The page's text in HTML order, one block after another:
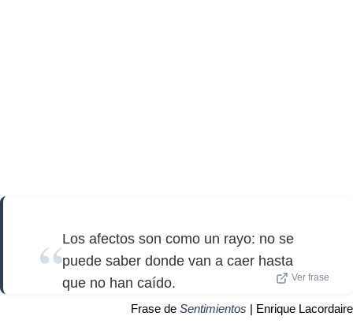
Los afectos son como un rayo: no se
puede saber donde van a caer hasta
que no han caído.
Ver frase
Frase de Sentimientos | Enrique Lacordaire